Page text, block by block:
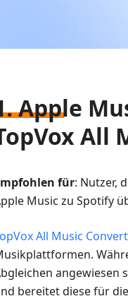
Apple
All
für: Nutzer,
Music zu Spotify
All Music
angewiesen
bereitet diese für